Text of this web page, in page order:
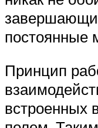
постоянные
Принцип
встроенных